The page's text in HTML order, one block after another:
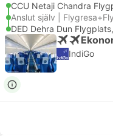
CCU Netaji Chandra
Anslut själv |
DED Dehra Dun
IndiGo